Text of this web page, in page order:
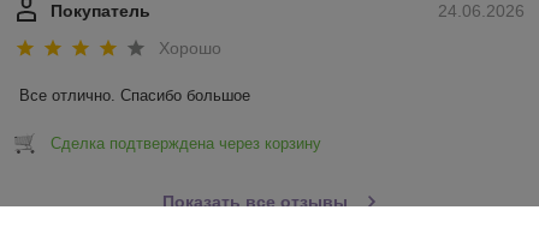
24.06.2026
Покупатель
Хорошо
Все отлично. Спасибо большое
Сделка подтверждена через корзину
Показать все отзывы